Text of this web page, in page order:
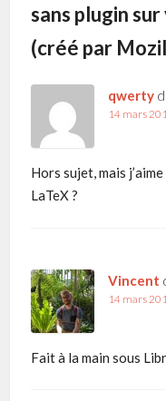
sans plugin
(créé par
qwerty
14 mars
Hors sujet, mais
LaTeX ?
Vincent
14 mars
Fait à la main sous